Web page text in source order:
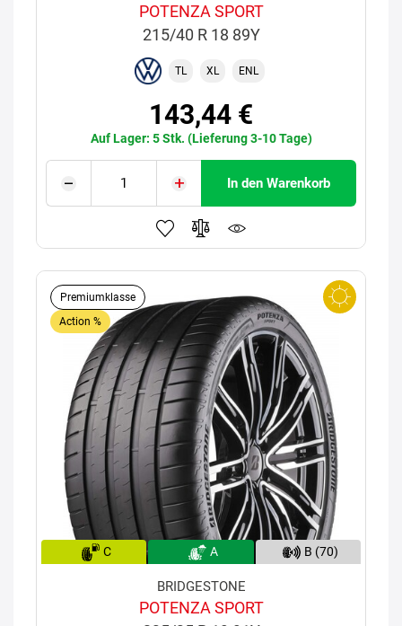
POTENZA SPORT
215/40 R 18 89Y
TL XL ENL
143,44 €
Auf Lager: 5 Stk. (Lieferung 3-10 Tage)
In den Warenkorb
Premiumklasse
Action %
C A B (70)
BRIDGESTONE
POTENZA SPORT